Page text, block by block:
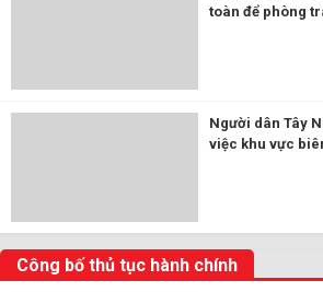
toàn để phòng
Người dân Tây
việc khu vực
Công bố thủ tục hành chính